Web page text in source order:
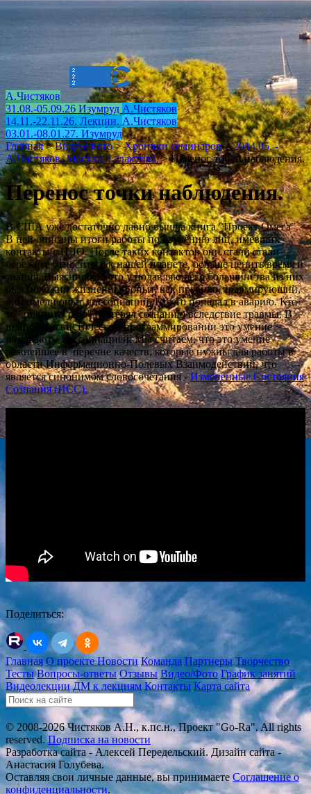
А.Чистяков
31.08.-05.09.26 Изумруд А.Чистяков
14.11.-22.11.26. Лекции. А.Чистяков
03.01.-08.01.27. Изумруд
Главная > Видео/Фото > Хроники семинаров > 2014.05. -
А.Чистяков. Москва, Галактика.> Перенос точки наблюдения.
Перенос точки наблюдения.
В США уже достаточно давно вышла книга "Проект Омега".
В ней описаны итоги работы по изучению лиц, имевших
контакты с НЛО. После таких контактов они стали стали
бережнее относиться к нашей планете, больше ценить время и
знания. Выяснилось, что у подавляющего большинства из них
был похожий жизненный опыт, как правило, травмирующий,
они имели опыт диссоциаций. Кто-то попадал в аварию. Кто-
то "покинул тело" (потерял сознание) вследствие травмы. В
нейро-лингвистическом программировании это умение
называют - диссоциацией. Мы считаем, что это умение
важнейшее в перечне качеств, которые нужны для работы в
области Информационно-Полевых Взаимодействий, что
является синонимом словосочетания -Измененные Состояния
Сознания (ИСС).
Поделиться:
Главная О проектеНовости Команда Партнеры Творчество
Тесты Вопросы-ответы Отзывы Видео/Фото График занятий
Видеолекции ДМ к лекциям Контакты Карта сайта
© 2008-2026 Чистяков А.Н., к.пс.н., Проект "Go-Ra". All rights
reserved.Подписка на новости
Разработка сайта - Алексей Передельский. Дизайн сайта -
Анастасия Голубева.
Оставляя свои личные данные, вы принимаете Соглашение о
конфиденциальности.